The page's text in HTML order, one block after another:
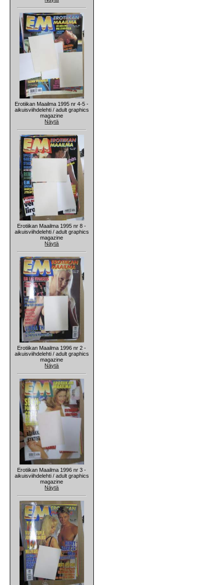
Erotiikan Maailma 1995 nr 4-5 -
aikuisviihdelehti / adult graphics
magazine
Näytä
Erotiikan Maailma 1995 nr 8 -
aikuisviihdelehti / adult graphics
magazine
Näytä
Erotiikan Maailma 1996 nr 2 -
aikuisviihdelehti / adult graphics
magazine
Näytä
Erotiikan Maailma 1996 nr 3 -
aikuisviihdelehti / adult graphics
magazine
Näytä